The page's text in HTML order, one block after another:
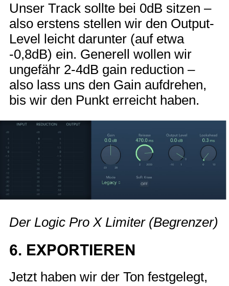
Unser Track sollte bei 0dB sitzen –
also erstens stellen wir den Output-
Level leicht darunter (auf etwa
-0,8dB) ein. Generell wollen wir
ungefähr 2-4dB gain reduction –
also lass uns den Gain aufdrehen,
bis wir den Punkt erreicht haben.
Der Logic Pro X Limiter (Begrenzer)
6. EXPORTIEREN
Jetzt haben wir der Ton festgelegt,